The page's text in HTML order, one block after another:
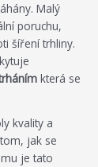
Malý
poruchu,
šíření trhliny.
která se
kvality a
jak se
je tato